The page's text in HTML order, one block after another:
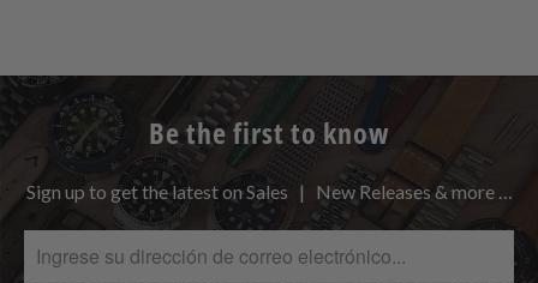
Be the first to know
Sign up to get the latest on Sales | New Releases & more …